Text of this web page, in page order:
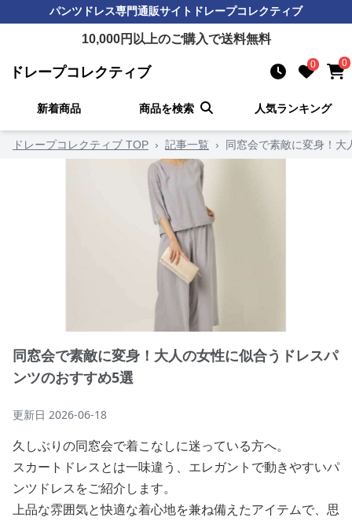
パンツドレス専門通販サイト ドレープコレクティブ
10,000円以上のご購入で送料無料
ドレープコレクティブ 0 0
新着商品 商品を検索 人気ランキング
ドレープコレクティブ TOP › 記事一覧 › 同窓会で素敵に変身！
同窓会で素敵に変身！大人の女性に似合うドレスパ
ンツのおすすめ5選
更新日 2026-06-18
久しぶりの同窓会で着こなしに迷っている方へ。
スカートドレスとは一味違う、エレガントで動きやすいパ
ンツドレスをご紹介します。
上品な雰囲気と快適な着心地を兼ね備えたアイテムで、思